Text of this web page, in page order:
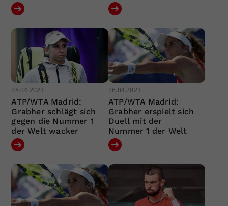
28.04.2023
ATP/WTA Madrid:
Grabher schlägt sich
gegen die Nummer 1
der Welt wacker
26.04.2023
ATP/WTA Madrid:
Grabher erspielt sich
Duell mit der
Nummer 1 der Welt